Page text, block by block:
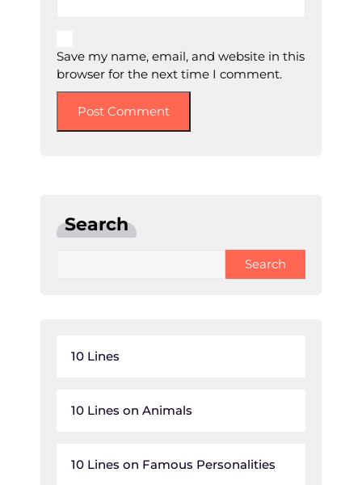
Save my name, email, and website in this
browser for the next time I comment.
Search
Search
10 Lines
10 Lines on Animals
10 Lines on Famous Personalities